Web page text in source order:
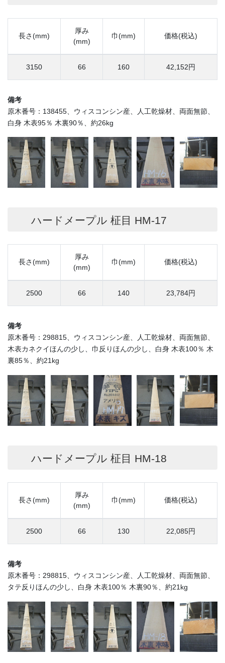
長さ(mm)
厚み
(mm)
巾(mm) 価格(税込)
3150 66 160 42,152円
備考
原木番号：138455、ウィスコンシン産、人工乾燥材、両面無節、
白身 木表95％ 木裏90％、約26kg
ハードメープル 柾目 HM-17
長さ(mm)
厚み
(mm)
巾(mm) 価格(税込)
2500 66 140 23,784円
備考
原木番号：298815、ウィスコンシン産、人工乾燥材、両面無節、
木表カネクイほんの少し、巾反りほんの少し、白身 木表100％ 木
裏85％、約21kg
ハードメープル 柾目 HM-18
長さ(mm)
厚み
(mm)
巾(mm) 価格(税込)
2500 66 130 22,085円
備考
原木番号：298815、ウィスコンシン産、人工乾燥材、両面無節、
タテ反りほんの少し、白身 木表100％ 木裏90％、約21kg